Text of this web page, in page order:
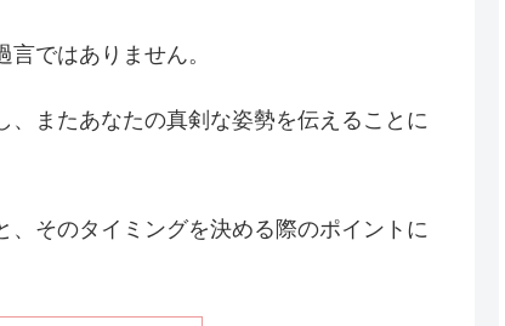
ではありません。
またあなたの真剣な姿勢を伝えることに
そのタイミングを決める際のポイントに